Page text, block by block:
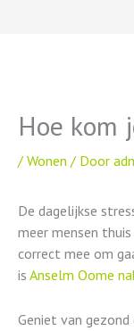
Hoe kom
/ Wonen / Door
De dagelijkse
meer mensen
correct mee om
is Anselm Oome
Geniet van gezond